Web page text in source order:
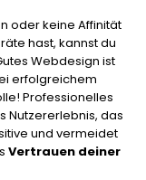
oder keine Affinität
hast, kannst du
Webdesign ist
erfolgreichem
Professionelles
Nutzererlebnis, das
und vermeidet
Vertrauen deiner